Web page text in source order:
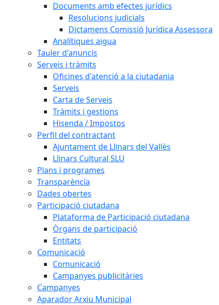
Documents amb efectes jurídics
Resolucions judicials
Dictamens Comissió Jurídica Assessora
Analítiques aigua
Tauler d'anuncis
Serveis i tràmits
Oficines d'atenció a la ciutadania
Serveis
Carta de Serveis
Tràmits i gestions
Hisenda / Impostos
Perfil del contractant
Ajuntament de Llinars del Vallès
Llinars Cultural SLU
Plans i programes
Transparència
Dades obertes
Participació ciutadana
Plataforma de Participació ciutadana
Òrgans de participació
Entitats
Comunicació
Comunicació
Campanyes publicitàries
Campanyes
Aparador Arxiu Municipal